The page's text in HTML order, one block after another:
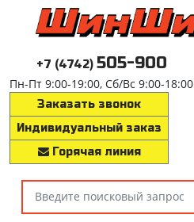
+7 (4742) 505-900
Пн-Пт 9:00-19:00, Сб/Вс 9:00-18:00
Заказать звонок
Индивидуальный заказ
Горячая линия